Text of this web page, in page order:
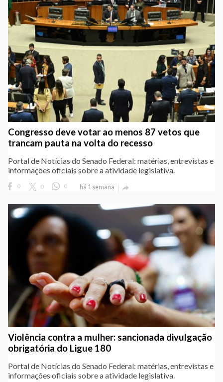
Congresso deve votar ao menos 87 vetos que
trancam pauta na volta do recesso
Portal de Notícias do Senado Federal: matérias, entrevistas e
informações oficiais sobre a atividade legislativa.
0 0 0 há 1 semana 
Violência contra a mulher: sancionada divulgação
obrigatória do Ligue 180
Portal de Notícias do Senado Federal: matérias, entrevistas e
informações oficiais sobre a atividade legislativa.